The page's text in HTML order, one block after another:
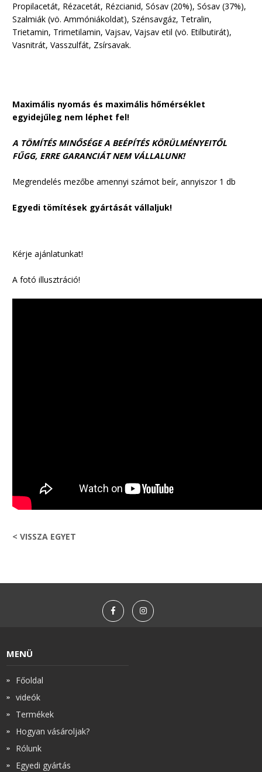
Propilacetát, Rézacetát, Rézcianid, Sósav (20%), Sósav (37%),
Szalmiák (vö. Ammóniákoldat), Szénsavgáz, Tetralin,
Trietamin, Trimetilamin, Vajsav, Vajsav etil (vö. Etilbutirát),
Vasnitrát, Vasszulfát, Zsírsavak.
Maximális nyomás és maximális hőmérséklet
egyidejűleg nem léphet fel!
A TÖMÍTÉS MINŐSÉGE A BEÉPÍTÉS KÖRÜLMÉNYEITŐL
FŰGG, ERRE GARANCIÁT NEM VÁLLALUNK!
Megrendelés mezőbe amennyi számot beír, annyiszor 1 db
Egyedi tömítések gyártását vállaljuk!
Kérje ajánlatunkat!
A fotó illusztráció!
< VISSZA EGYET
MENÜ
Főoldal
videók
Termékek
Hogyan vásároljak?
Rólunk
Egyedi gyártás